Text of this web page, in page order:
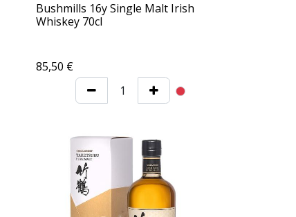
Bushmills 16y Single Malt Irish
Whiskey 70cl
85,50 €